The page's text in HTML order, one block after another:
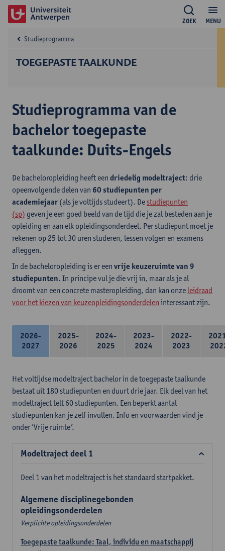
MENU
ZOEK
TOEGEPASTE TAALKUNDE
Studieprogramma
Studieprogramma van de
bachelor toegepaste
taalkunde: Duits-Engels
De bacheloropleiding heeft een driedelig modeltraject: drie
opeenvolgende delen van 60 studiepunten per
academiejaar (als je voltijds studeert). De studiepunten
(sp) geven je een goed beeld van de tijd die je zal besteden aan je
opleiding en aan elk opleidingsonderdeel. Per studiepunt moet je
rekenen op 25 tot 30 uren studeren, lessen volgen en examens
afleggen.
In de bacheloropleiding is er een vrije keuzeruimte van 9
studiepunten. In principe vul je die vrij in, maar als je al
droomt van een concrete masteropleiding, dan kan onze leidraad
voor het kiezen van keuzeopleidingsonderdelen interessant zijn.
2026-
2027
2025-
2026
2024-
2025
2023-
2024
2022-
2023
Het voltijdse modeltraject bachelor in de toegepaste taalkunde
bestaat uit 180 studiepunten en duurt drie jaar. Elk deel van het
modeltraject telt 60 studiepunten. Een beperkt aantal
studiepunten kan je zelf invullen. Info en voorwaarden vind je
onder ‘Vrije ruimte’.
Modeltraject deel 1
Deel 1 van het modeltraject is het standaard startpakket.
Algemene disciplinegebonden
opleidingsonderdelen
Verplichte opleidingsonderdelen
Toegepaste taalkunde: Taal, individu en maatschappij